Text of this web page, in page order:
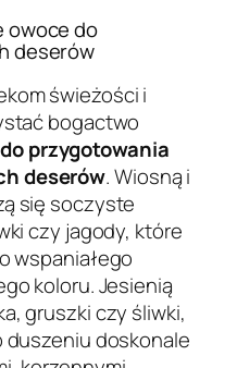
owoce do
deserów
świeżości i
bogactwo
przygotowania
deserów. Wiosną i
się soczyste
czy jagody, które
wspaniałego
koloru. Jesienią
gruszki czy śliwki,
doskonale